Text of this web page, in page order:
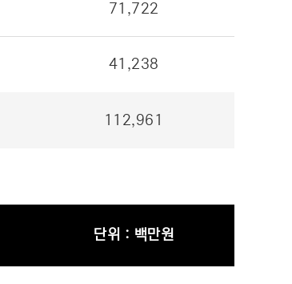
71,722
41,238
112,961
단위 : 백만원